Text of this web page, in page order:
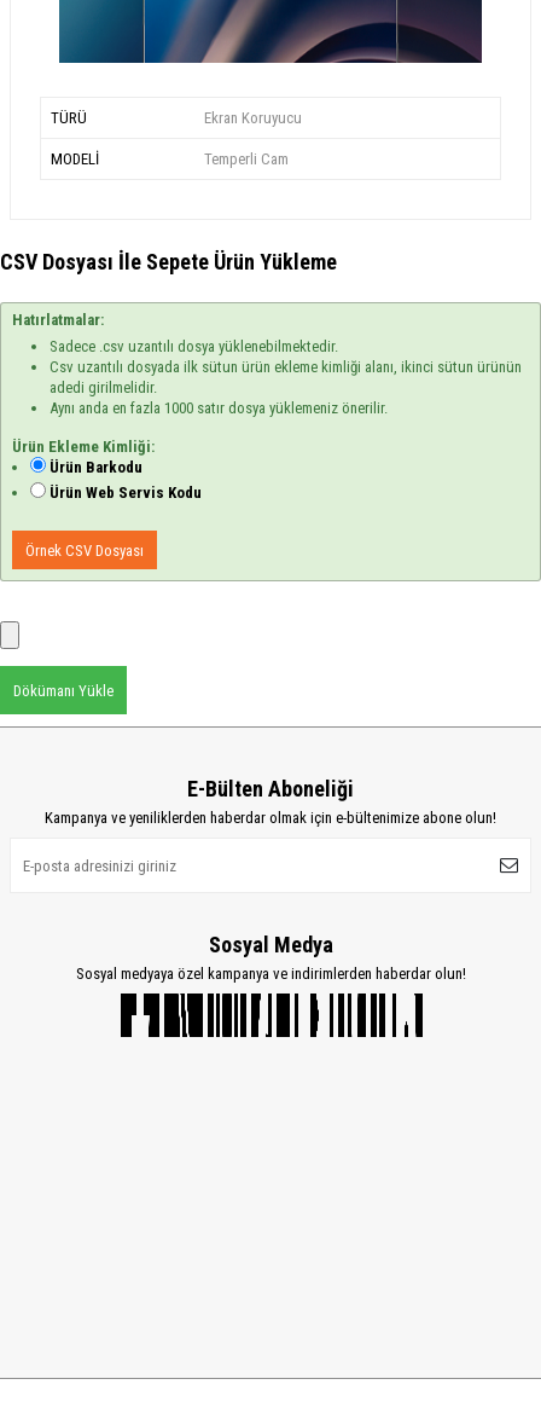
TÜRÜ Ekran Koruyucu
MODELİ Temperli Cam
CSV Dosyası İle Sepete Ürün Yükleme
Hatırlatmalar:
Sadece .csv uzantılı dosya yüklenebilmektedir.
Csv uzantılı dosyada ilk sütun ürün ekleme kimliği alanı, ikinci sütun ürünün
adedi girilmelidir.
Aynı anda en fazla 1000 satır dosya yüklemeniz önerilir.
Ürün Ekleme Kimliği:
Ürün Barkodu
Ürün Web Servis Kodu
Örnek CSV Dosyası
Dökümanı Yükle
E-Bülten Aboneliği
Kampanya ve yeniliklerden haberdar olmak için e-bültenimize abone olun!
Sosyal Medya
Sosyal medyaya özel kampanya ve indirimlerden haberdar olun!